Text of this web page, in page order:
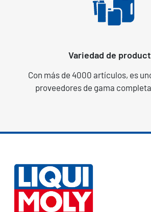
Variedad de
Con más de 4000 artículos, es
proveedores de gama